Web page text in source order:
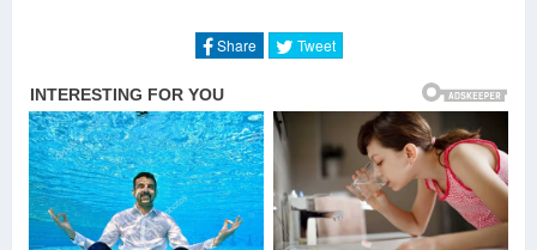
Răng Khôn (Remix House) - Orinn
Răng Khôn (Lofi Version) -Orinn
Cô Đơn Dành Cho Ai (Remix)
Cô Đơn Dành Cho Ai (Remix House) -Lee Ken
Yêu Sắc Yếu (Remix House) -Orinn
Dũng Khí Để Yêu Em (Remix House) -Huy Vạc
Răng Khôn (Remix House) - Orinn
Share Tweet